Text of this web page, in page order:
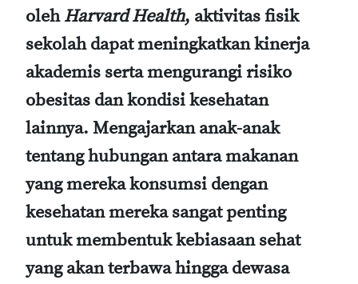
olehHarvard Health, aktivitas fisik
sekolah dapat meningkatkan kinerja
akademis serta mengurangi risiko
obesitas dan kondisi kesehatan
lainnya. Mengajarkan anak-anak
tentang hubungan antara makanan
yang mereka konsumsi dengan
kesehatan mereka sangat penting
untuk membentuk kebiasaan sehat
yang akan terbawa hingga dewasa